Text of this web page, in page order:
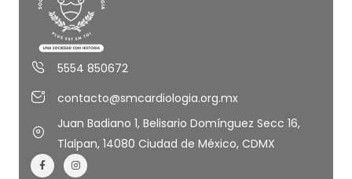
5554 850672
contacto@smcardiologia.org.mx
Juan Badiano 1, Belisario Domínguez Secc 16,
Tlalpan, 14080 Ciudad de México, CDMX